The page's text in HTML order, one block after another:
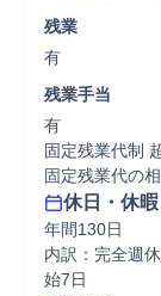
残業
有
残業手当
有
固定残業代制
固定残業代の
休日・休暇
年間130日
内訳：完全週
始7日